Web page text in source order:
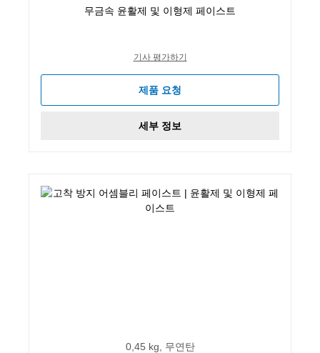
무금속 윤활제 및 이형제 페이스트
기사 평가하기
제품 요청
세부 정보
0,45 kg, 무연탄